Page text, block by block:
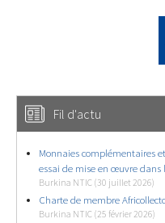
Fil d'actu
Monnaies complémentaires
essai de mise en œuvre dans
Burkina NTIC (30 juillet 2026)
Charte de membre
Burkina NTIC (25 février 2026)